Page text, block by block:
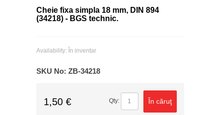
Cheie fixa simpla 18 mm, DIN 894
(34218) - BGS technic.
Availability: În inventar
SKU No: ZB-34218
1,50 € Qty: În căruţ